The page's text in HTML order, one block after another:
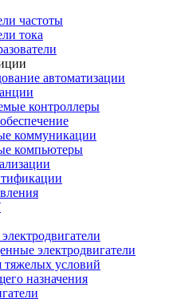
частоты
тока
автоматизации
контроллеры
коммуникации
компьютеры
электродвигатели
тяжелых условий
назначения